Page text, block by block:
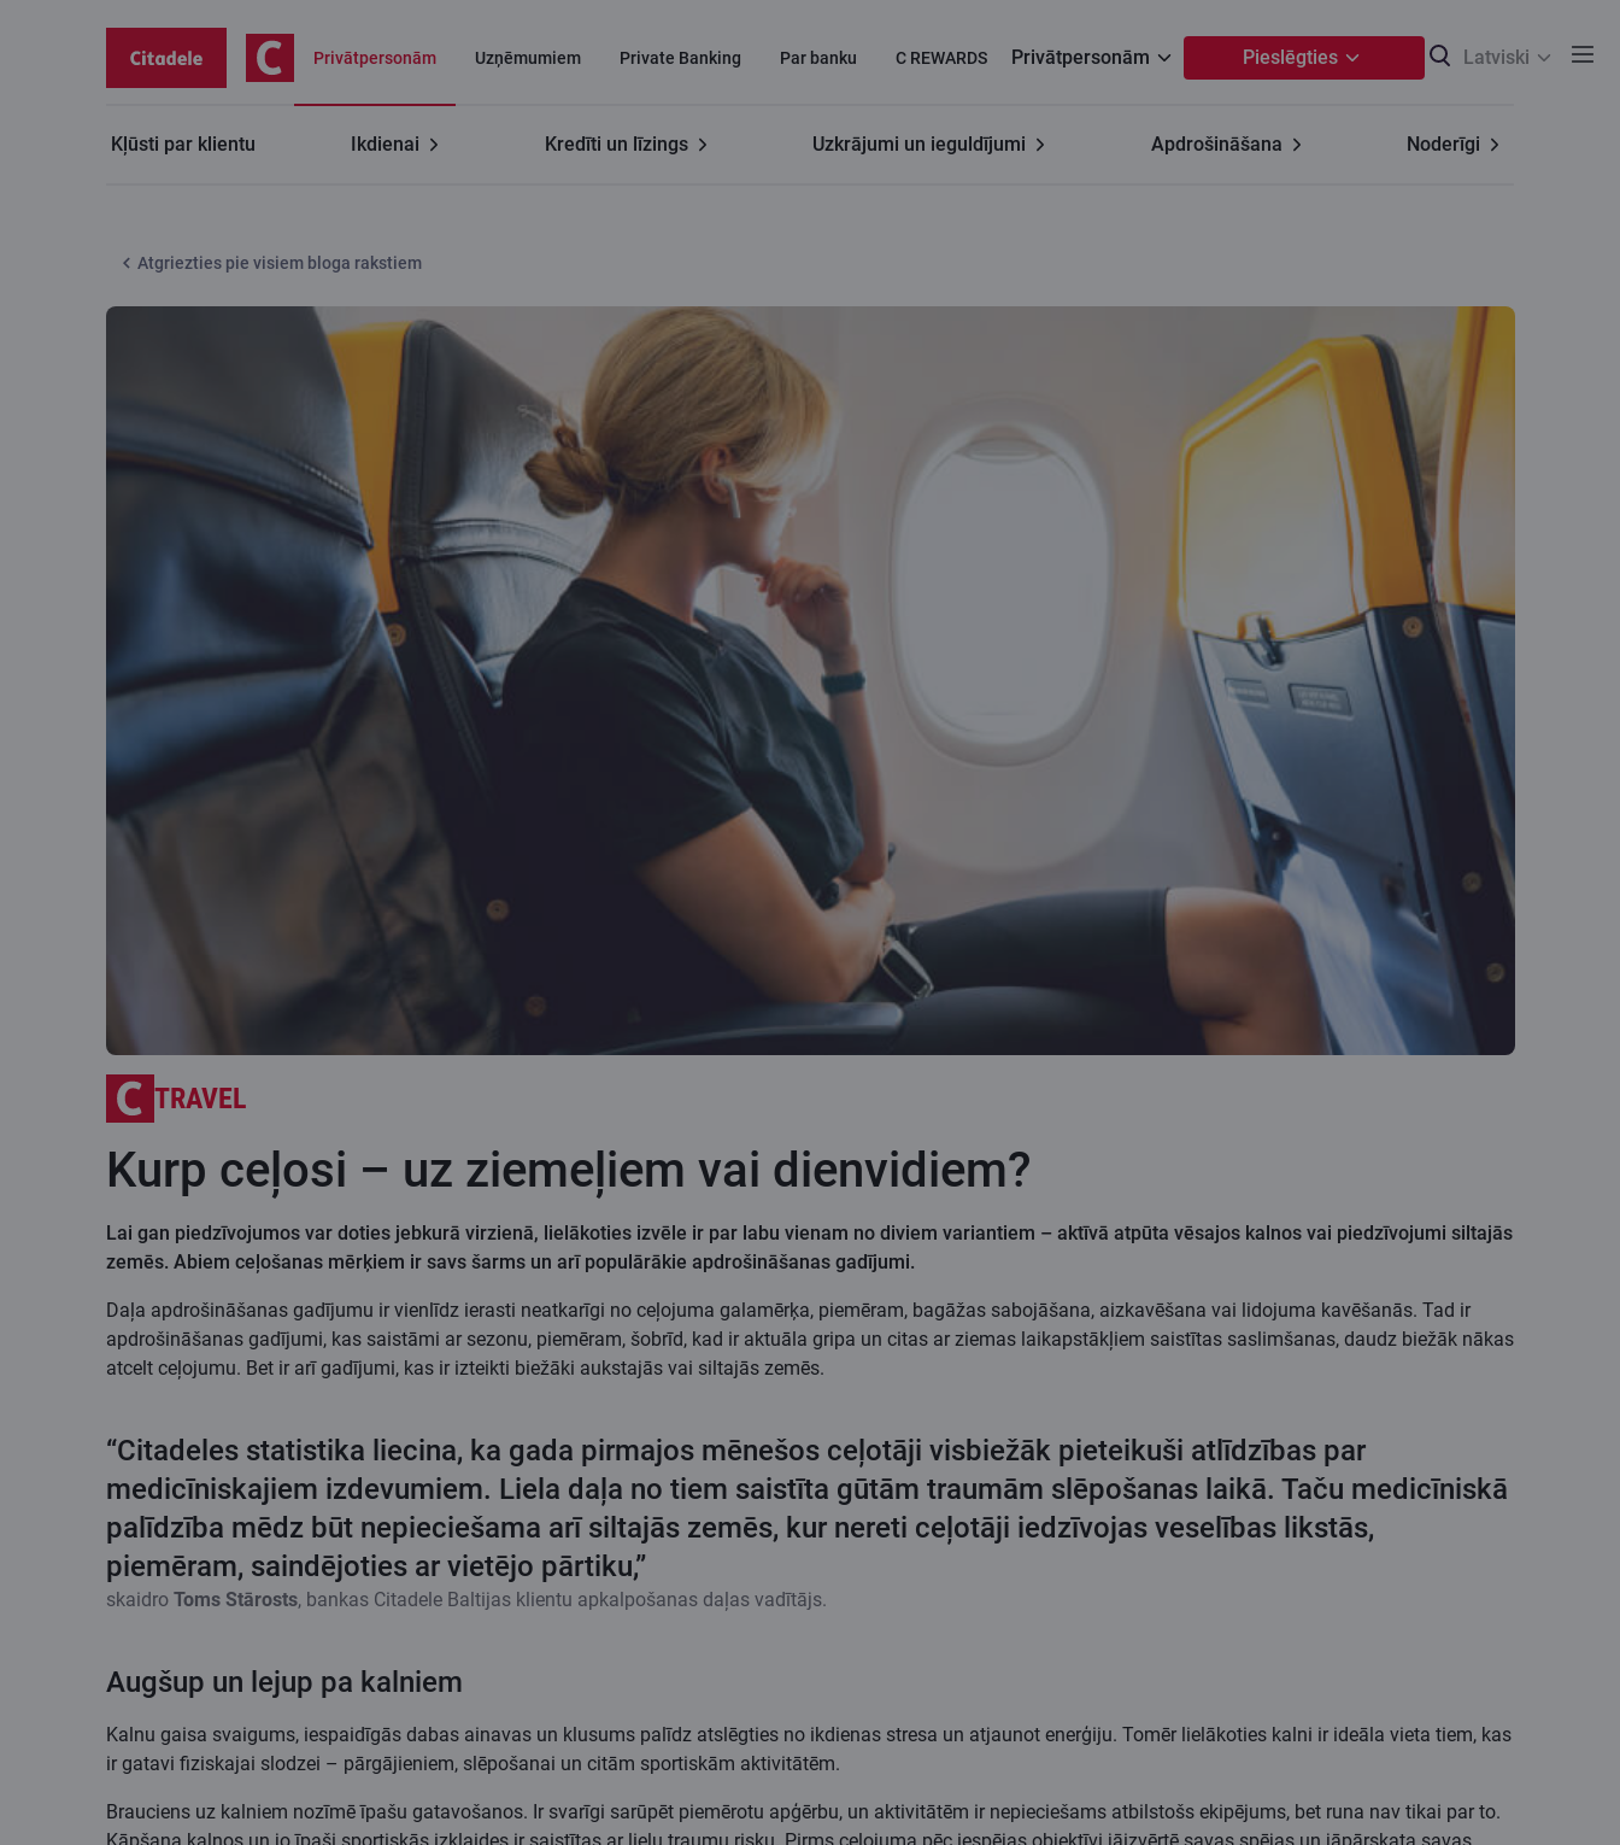
Privātpersonām Uzņēmumiem Private Banking Par banku C REWARDS Privātpersonām Pieslēgties Latviski
Kļūsti par klientu Ikdienai Kredīti un līzings Uzkrājumi un ieguldījumi Apdrošināšana Noderīgi
Atgriezties pie visiem bloga rakstiem
TRAVEL
Kurp ceļosi – uz ziemeļiem vai dienvidiem?
Lai gan piedzīvojumos var doties jebkurā virzienā, lielākoties izvēle ir par labu vienam no diviem variantiem – aktīvā atpūta vēsajos kalnos vai piedzīvojumi siltajās
zemēs. Abiem ceļošanas mērķiem ir savs šarms un arī populārākie apdrošināšanas gadījumi.
Daļa apdrošināšanas gadījumu ir vienlīdz ierasti neatkarīgi no ceļojuma galamērķa, piemēram, bagāžas sabojāšana, aizkavēšana vai lidojuma kavēšanās. Tad ir
apdrošināšanas gadījumi, kas saistāmi ar sezonu, piemēram, šobrīd, kad ir aktuāla gripa un citas ar ziemas laikapstākļiem saistītas saslimšanas, daudz biežāk nākas
atcelt ceļojumu. Bet ir arī gadījumi, kas ir izteikti biežāki aukstajās vai siltajās zemēs.
“Citadeles statistika liecina, ka gada pirmajos mēnešos ceļotāji visbiežāk pieteikuši atlīdzības par
medicīniskajiem izdevumiem. Liela daļa no tiem saistīta gūtām traumām slēpošanas laikā. Taču medicīniskā
palīdzība mēdz būt nepieciešama arī siltajās zemēs, kur nereti ceļotāji iedzīvojas veselības likstās,
piemēram, saindējoties ar vietējo pārtiku,”
skaidro Toms Stārosts, bankas Citadele Baltijas klientu apkalpošanas daļas vadītājs.
Augšup un lejup pa kalniem
Kalnu gaisa svaigums, iespaidīgās dabas ainavas un klusums palīdz atslēgties no ikdienas stresa un atjaunot enerģiju. Tomēr lielākoties kalni ir ideāla vieta tiem, kas
ir gatavi fiziskajai slodzei – pārgājieniem, slēpošanai un citām sportiskām aktivitātēm.
Brauciens uz kalniem nozīmē īpašu gatavošanos. Ir svarīgi sarūpēt piemērotu apģērbu, un aktivitātēm ir nepieciešams atbilstošs ekipējums, bet runa nav tikai par to.